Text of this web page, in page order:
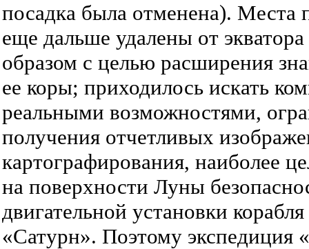
посадка была отменена).
еще дальше удалены от
образом с целью расширения
ее коры; приходилось искать
реальными возможностями,
получения отчетливых
картографирования, наиболее
на поверхности Луны
двигательной установки
«Сатурн». Поэтому экспедиция